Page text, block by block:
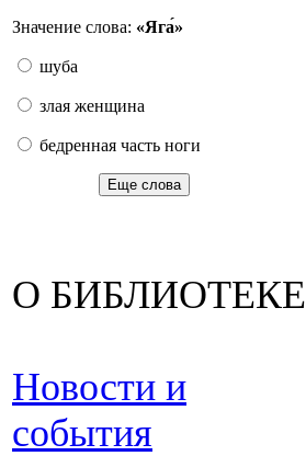
Значение слова: «Яга́»
шуба
злая женщина
бедренная часть ноги
Еще слова
О БИБЛИОТЕКЕ
Новости и
события